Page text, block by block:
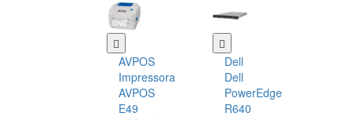
AVPOS
Impressora
AVPOS
E49
Dell
Dell
PowerEdge
R640